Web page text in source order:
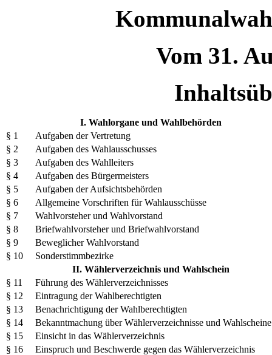
Vom 31.
I. Wahlorgane und Wahlbehörden
§ 1
Aufgaben der Vertretung
§ 2
Aufgaben des Wahlausschusses
§ 3
Aufgaben des Wahlleiters
§ 4
Aufgaben des Bürgermeisters
§ 5
Aufgaben der Aufsichtsbehörden
§ 6
Allgemeine Vorschriften für Wahlausschüsse
§ 7
Wahlvorsteher und Wahlvorstand
§ 8
Briefwahlvorsteher und Briefwahlvorstand
§ 9
Beweglicher Wahlvorstand
§ 10
Sonderstimmbezirke
II. Wählerverzeichnis und Wahlschein
§ 11
Führung des Wählerverzeichnisses
§ 12
Eintragung der Wahlberechtigten
§ 13
Benachrichtigung der Wahlberechtigten
§ 14
Bekanntmachung über Wählerverzeichnisse und Wahlscheine
§ 15
Einsicht in das Wählerverzeichnis
§ 16
Einspruch und Beschwerde gegen das Wählerverzeichnis